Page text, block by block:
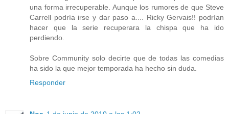
una forma irrecuperable. Aunque los rumores de que Steve
Carrell podría irse y dar paso a.... Ricky Gervais!! podrían
hacer que la serie recuperara la chispa que ha ido
perdiendo.
Sobre Community solo decirte que de todas las comedias
ha sido la que mejor temporada ha hecho sin duda.
Responder